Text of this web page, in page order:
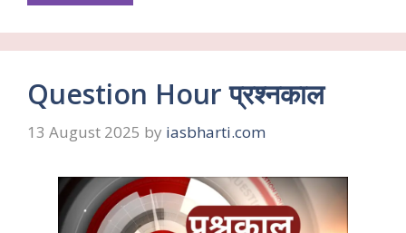
Question Hour प्रश्नकाल
13 August 2025 by iasbharti.com